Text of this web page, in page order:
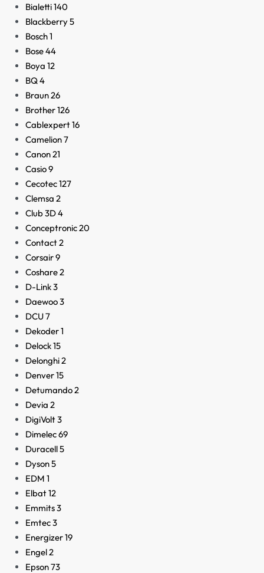
Bialetti140
Blackberry5
Bosch1
Bose44
Boya 12
BQ4
Braun26
Brother126
Cablexpert16
Camelion7
Canon21
Casio9
Cecotec127
Clemsa 2
Club 3D4
Conceptronic20
Contact2
Corsair9
Coshare2
D-Link3
Daewoo3
DCU7
Dekoder1
Delock15
Delonghi2
Denver15
Detumando2
Devia 2
DigiVolt3
Dimelec69
Duracell5
Dyson5
EDM 1
Elbat12
Emmits3
Emtec3
Energizer19
Engel2
Epson73